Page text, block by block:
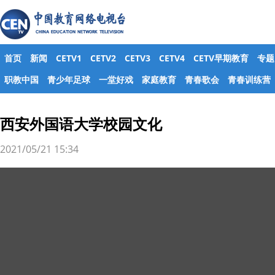
首页 新闻 CETV1 CETV2 CETV3 CETV4 CETV早期教育
专题
职教中国
青少年足球 一堂好戏 家庭教育 青春歌会 青春训练营
西安外国语大学校园文化
2021/05/21 15:34